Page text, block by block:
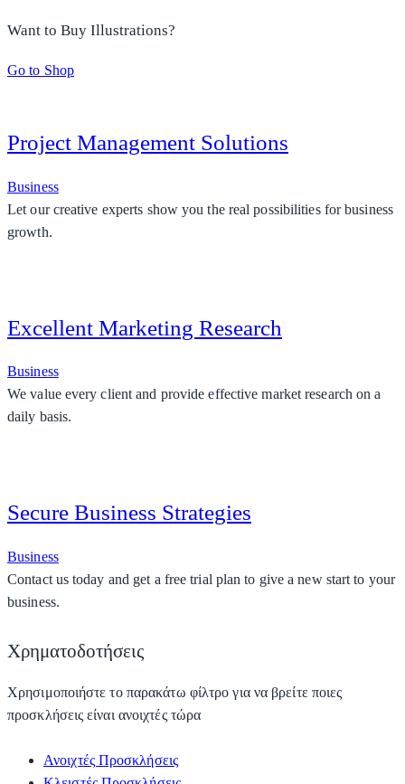
Want to Buy Illustrations?
Go to Shop
Project Management Solutions
Business
Let our creative experts show you the real possibilities for business
growth.
Excellent Marketing Research
Business
We value every client and provide effective market research on a
daily basis.
Secure Business Strategies
Business
Contact us today and get a free trial plan to give a new start to your
business.
Χρηματοδοτήσεις
Χρησιμοποιήστε το παρακάτω φίλτρο για να βρείτε ποιες
προσκλήσεις είναι ανοιχτές τώρα
Ανοιχτές Προσκλήσεις